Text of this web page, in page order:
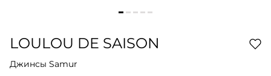
LOULOU DE SAISON
Джинсы Samur